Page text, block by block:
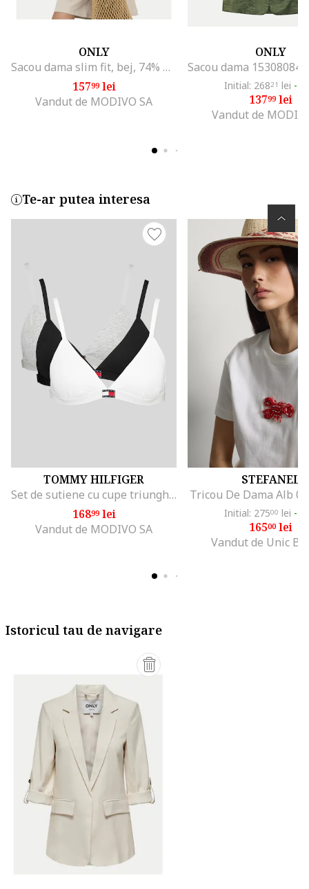
ONLY
Sacou dama slim fit, bej, 74% poliester reciclat, 20% viscoza, 6% elastan
15799lei
Vandut de MODIVO SA
ONLY
Initial: 26821 lei -
13799lei
Vandut de
Te-ar putea interesa
TOMMY HILFIGER
Set de sutiene cu cupe triunghiulare si detaliu logo - 3 perechi, Alb/Negru/Gri melange
16899lei
Vandut de MODIVO SA
STEFANEL
Tricou De Dama Alb
Initial: 27500 lei -
16500lei
Vandut de Unic
Istoricul tau de navigare